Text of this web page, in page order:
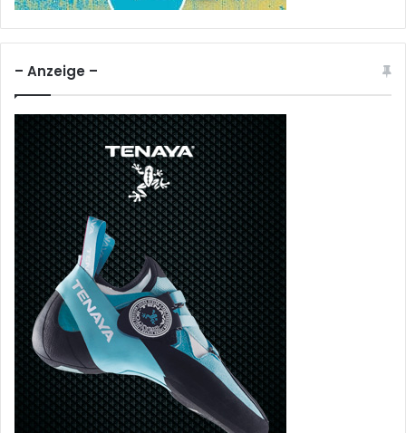
– Anzeige –